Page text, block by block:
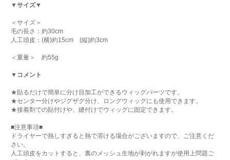
▼サイズ▼
＜サイズ＞
毛の長さ：約30cm
人工頭皮：(横)約15cm (縦)約3cm
＜重量＞ 約55g
▼コメント
★貼るだけで簡単に分け目加工ができるウィッグパーツです。
★センター分けやジグザグ分け、ロングウィッグにも使用できます。
★接着剤での貼付けや、縫付けでウィッグに固定できます。
■注意事項■
ドライヤーで熱しすぎると熱で溶ける場合がございますので、ご注意くだ
さい。
人工頭皮をカットすると、裏のメッシュ生地が剥がれますが使用上問題ご